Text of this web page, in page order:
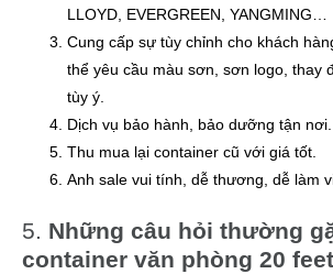
LLOYD, EVERGREEN, YANGMING…
Cung cấp sự tùy chỉnh cho khách
thể yêu cầu màu sơn, sơn logo, thay
tùy ý.
Dịch vụ bảo hành, bảo dưỡng tận nơi.
Thu mua lại container cũ với giá tốt.
Anh sale vui tính, dễ thương, dễ làm
5. Những câu hỏi thường
container văn phòng 20